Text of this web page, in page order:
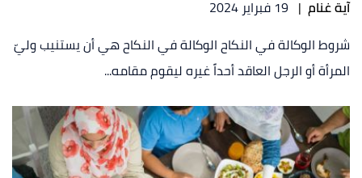
آية غنام | 19 فبراير 2024
شروط الوكالة في النكاح الوكالة في النكاح هي أن يستنيب وليّ
المرأة أو الرجل العاقد أحداً غيره ليقوم مقامه...